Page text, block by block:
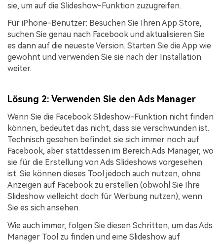
sie, um auf die Slideshow-Funktion zuzugreifen.
Für iPhone-Benutzer: Besuchen Sie Ihren App Store,
suchen Sie genau nach Facebook und aktualisieren Sie
es dann auf die neueste Version. Starten Sie die App wie
gewohnt und verwenden Sie sie nach der Installation
weiter.
Lösung 2: Verwenden Sie den Ads Manager
Wenn Sie die Facebook Slideshow-Funktion nicht finden
können, bedeutet das nicht, dass sie verschwunden ist.
Technisch gesehen befindet sie sich immer noch auf
Facebook, aber stattdessen im Bereich Ads Manager, wo
sie für die Erstellung von Ads Slideshows vorgesehen
ist. Sie können dieses Tool jedoch auch nutzen, ohne
Anzeigen auf Facebook zu erstellen (obwohl Sie Ihre
Slideshow vielleicht doch für Werbung nutzen), wenn
Sie es sich ansehen.
Wie auch immer, folgen Sie diesen Schritten, um das Ads
Manager Tool zu finden und eine Slideshow auf